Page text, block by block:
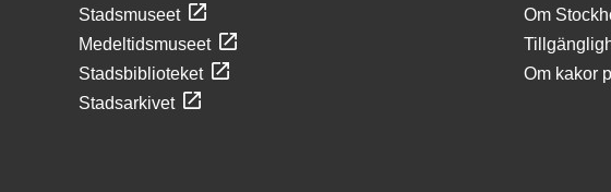
Stadsmuseet
Medeltidsmuseet
Stadsbiblioteket
Stadsarkivet
Om
Om kakor